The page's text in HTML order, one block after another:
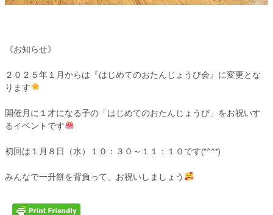
《お知らせ》
２０２５年１月からは『はじめてのおたんじょうび会』に変更とな
ります
開催月に１才になる子の「はじめてのおたんじょうび」をお祝いす
るイベントです
初回は１月８日（水）１０：３０～１１：１０です(*^^*)
みんなで一升餅を背負って、お祝いしましょう